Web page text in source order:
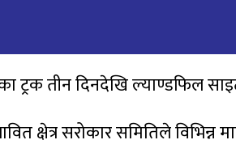
ट्रक तीन दिनदेखि ल्याण्डफिल
क्षेत्र सरोकार समिति‍ले विभिन्न